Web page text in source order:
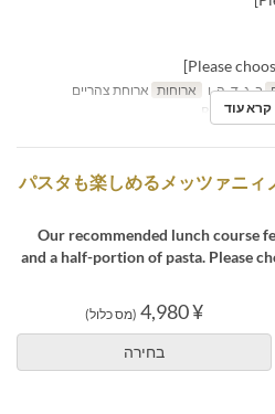
ב, ג, ד, ה, ו ארוחות ארוחת צהריים
Restaurant
קרא עוד
【土日祝】パスタも楽しめるメッツァ
Our recommended lunch course
and a half-portion of pasta. Please
¥ 4,980 (מס כלול)
בחירה